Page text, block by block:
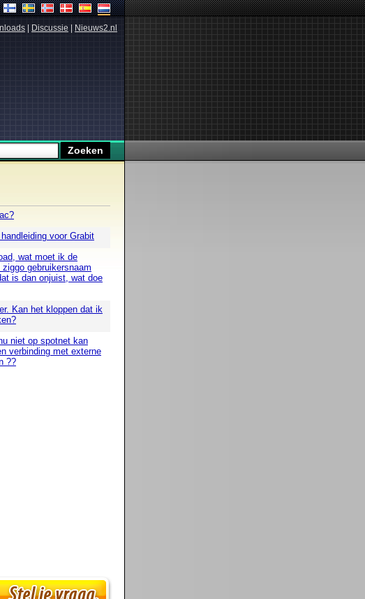
Discussie Nieuws2.nl
voor Grabit
wat moet ik de
gebruikersnaam
is dan onjuist, wat doe
Kan het kloppen dat ik
niet op spotnet kan
verbinding met externe
??